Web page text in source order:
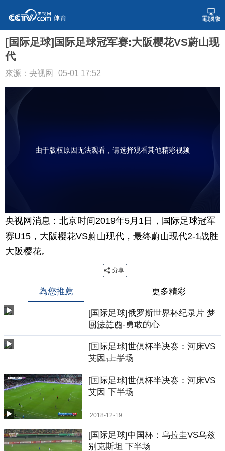
電腦版
[国际足球]国际足球冠军赛:大阪樱花VS蔚山现
代
來源：央视网 05-01 17:52
由于版权原因无法观看，请选择观看其他精彩视频
央视网消息：北京时间2019年5月1日，国际足球冠军
赛U15，大阪樱花VS蔚山现代，最终蔚山现代2-1战胜
大阪樱花。
分享
為您推薦 更多精彩
[国际足球]俄罗斯世界杯纪录片 梦
回法兰西-勇敢的心
2019-01-02
[国际足球]世俱杯半决赛：河床VS
艾因 上半场
2018-12-19
[国际足球]世俱杯半决赛：河床VS
艾因 下半场
2018-12-19
[国际足球]中国杯：乌拉圭VS乌兹
别克斯坦 下半场